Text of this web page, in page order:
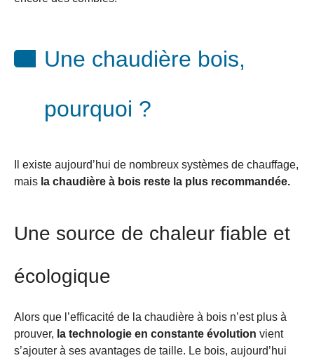
Une chaudière bois,
pourquoi ?
Il existe aujourd’hui de nombreux systèmes de chauffage,
mais la chaudière à bois reste la plus recommandée.
Une source de chaleur fiable et
écologique
Alors que l’efficacité de la chaudière à bois n’est plus à
prouver, la technologie en constante évolution vient
s’ajouter à ses avantages de taille. Le bois, aujourd’hui